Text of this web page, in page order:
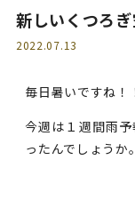
新しいくつろぎ
2022.07.13
毎日暑いですね！
今週は１週間雨
ったんでしょうか。